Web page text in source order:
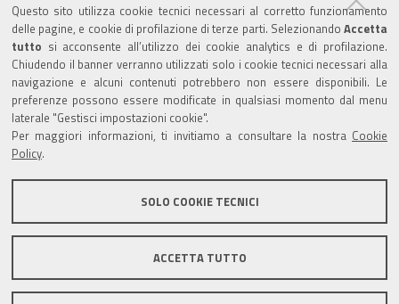
Questo sito utilizza cookie tecnici necessari al corretto funzionamento
delle pagine, e cookie di profilazione di terze parti. Selezionando Accetta
tutto si acconsente all’utilizzo dei cookie analytics e di profilazione.
Chiudendo il banner verranno utilizzati solo i cookie tecnici necessari alla
navigazione e alcuni contenuti potrebbero non essere disponibili. Le
preferenze possono essere modificate in qualsiasi momento dal menu
laterale "Gestisci impostazioni cookie".
Per maggiori informazioni, ti invitiamo a consultare la nostra Cookie
Policy.
SOLO COOKIE TECNICI
ACCETTA TUTTO
Turismo
Riserva di Nirano
Castello di Spezzano
Iscriviti alla nostra newsletter
Comune di Fiorano Modenese, Piazza Ciro Menotti, 1 -
41042 Fiorano Modenese (Mo) C.F. 84001590367 - P.IVA